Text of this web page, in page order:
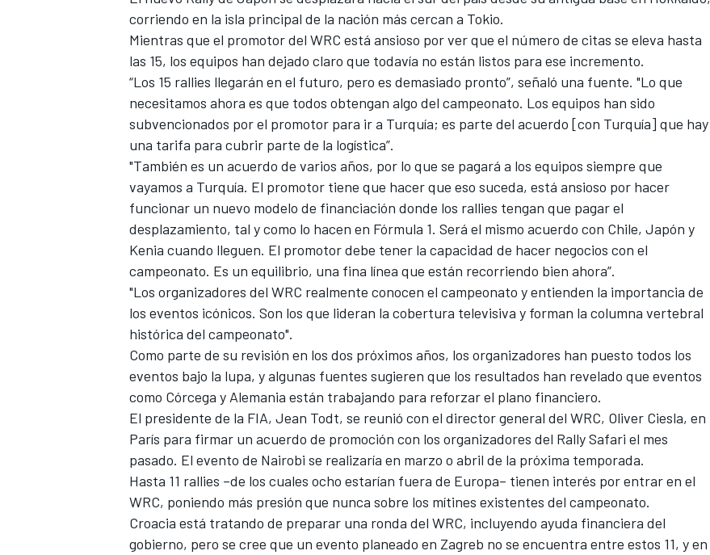
MÁS CATEGORÍAS
corriendo en la isla principal de la nación más cercan a Tokio.
Mientras que el promotor del WRC está ansioso por ver que el número de citas se eleva hasta
las 15, los equipos han dejado claro que todavía no están listos para ese incremento.
“Los 15 rallies llegarán en el futuro, pero es demasiado pronto”, señaló una fuente. "Lo que
necesitamos ahora es que todos obtengan algo del campeonato. Los equipos han sido
subvencionados por el promotor para ir a Turquía; es parte del acuerdo [con Turquía] que hay
una tarifa para cubrir parte de la logística”.
"También es un acuerdo de varios años, por lo que se pagará a los equipos siempre que
vayamos a Turquía. El promotor tiene que hacer que eso suceda, está ansioso por hacer
funcionar un nuevo modelo de financiación donde los rallies tengan que pagar el
desplazamiento, tal y como lo hacen en Fórmula 1. Será el mismo acuerdo con Chile, Japón y
Kenia cuando lleguen. El promotor debe tener la capacidad de hacer negocios con el
campeonato. Es un equilibrio, una fina línea que están recorriendo bien ahora”.
"Los organizadores del WRC realmente conocen el campeonato y entienden la importancia de
los eventos icónicos. Son los que lideran la cobertura televisiva y forman la columna vertebral
histórica del campeonato".
Como parte de su revisión en los dos próximos años, los organizadores han puesto todos los
eventos bajo la lupa, y algunas fuentes sugieren que los resultados han revelado que eventos
como Córcega y Alemania están trabajando para reforzar el plano financiero.
El presidente de la FIA, Jean Todt, se reunió con el director general del WRC, Oliver Ciesla, en
París para firmar un acuerdo de promoción con los organizadores del Rally Safari el mes
pasado. El evento de Nairobi se realizaría en marzo o abril de la próxima temporada.
Hasta 11 rallies –de los cuales ocho estarían fuera de Europa– tienen interés por entrar en el
WRC, poniendo más presión que nunca sobre los mítines existentes del campeonato.
Croacia está tratando de preparar una ronda del WRC, incluyendo ayuda financiera del
gobierno, pero se cree que un evento planeado en Zagreb no se encuentra entre estos 11, y en